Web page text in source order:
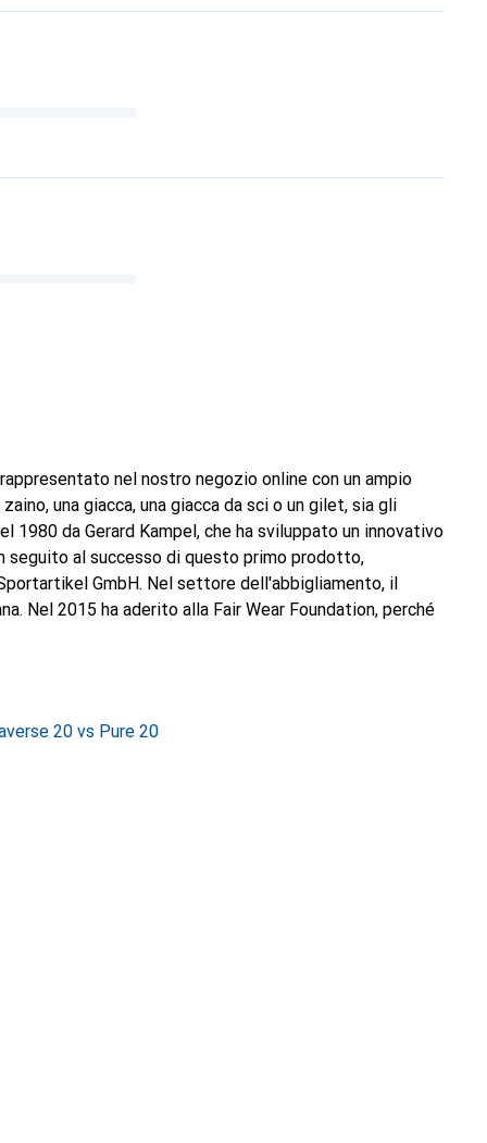
nel nostro negozio online con un ampio
una giacca, una giacca da sci o un gilet, sia gli
da Gerard Kampel, che ha sviluppato un innovativo
seguito al successo di questo primo prodotto,
GmbH. Nel settore dell'abbigliamento, il
Nel 2015 ha aderito alla Fair Wear Foundation, perché
20 vs Pure 20